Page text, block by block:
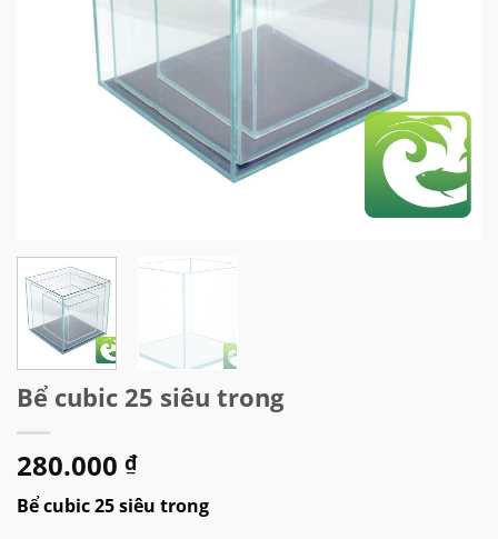
Bể cubic 25 siêu trong
280.000 ₫
Bể cubic 25 siêu trong